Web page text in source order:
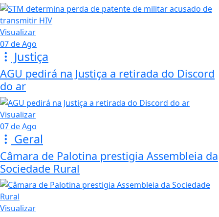
Visualizar
07 de Ago
Justiça
AGU pedirá na Justiça a retirada do Discord
do ar
Visualizar
07 de Ago
Geral
Câmara de Palotina prestigia Assembleia da
Sociedade Rural
Visualizar